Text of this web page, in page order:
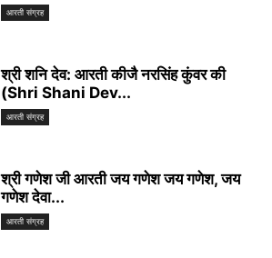
आरती संग्रह
श्री शनि देव: आरती कीजै नरसिंह कुंवर की
(Shri Shani Dev...
आरती संग्रह
श्री गणेश जी आरती जय गणेश जय गणेश, जय
गणेश देवा...
आरती संग्रह